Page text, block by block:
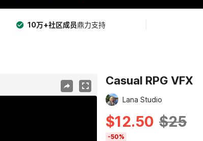
10万+社区成员鼎力支持
Casual RPG VFX
Lana Studio
$12.50 $25
-50%